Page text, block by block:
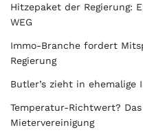
Hitzepaket der Regierung:
WEG
Immo-Branche fordert
Regierung
Butler’s zieht in
Temperatur-Richtwert?
Mietervereinigung